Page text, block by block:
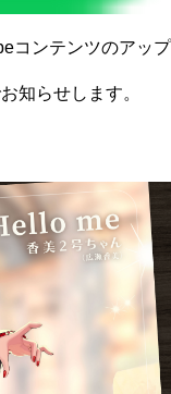
コンテンツのアップ
知らせします。